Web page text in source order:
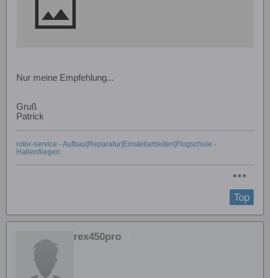
Nur meine Empfehlung...
Gruß
Patrick
rotor-service - Aufbau|Reparatur|Einstellarbeiten|Flugschule -
Hallenfliegen
Top
rex450pro